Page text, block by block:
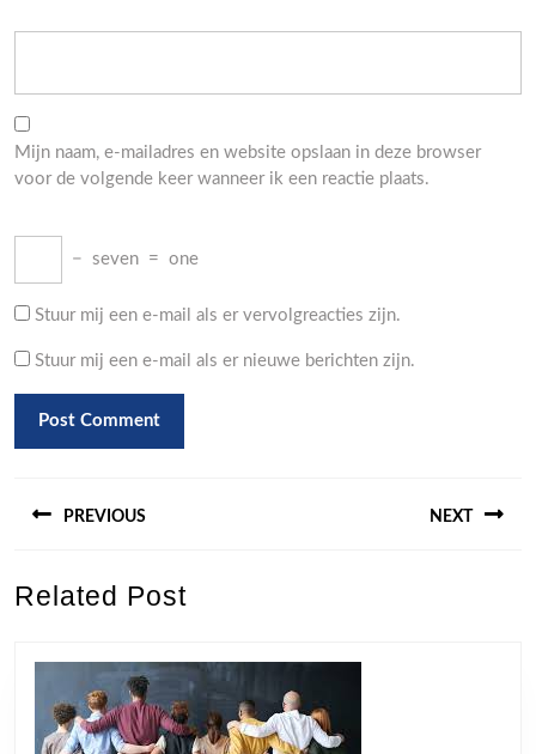
Mijn naam, e-mailadres en website opslaan in deze browser
voor de volgende keer wanneer ik een reactie plaats.
− seven = one
Stuur mij een e-mail als er vervolgreacties zijn.
Stuur mij een e-mail als er nieuwe berichten zijn.
PREVIOUS
post:
NEXT
Related Post